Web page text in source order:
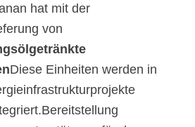
hat mit der
von
Diese Einheiten werden in